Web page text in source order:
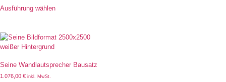
Ausführung wählen
Seine Wandlautsprecher Bausatz
1.076,00 € inkl. MwSt.